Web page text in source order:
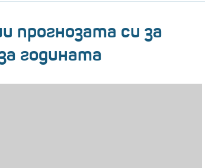
прогнозата си за
годината